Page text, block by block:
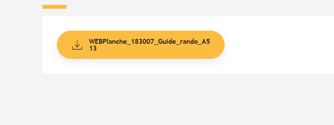
WEBPlanche_183007_Guide_rando_A5
13